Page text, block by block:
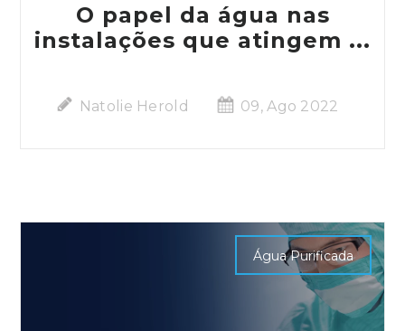
O papel da água nas
instalações que atingem ...
Natolie Herold 09, Ago 2022
Água Purificada